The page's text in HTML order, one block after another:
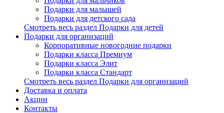
Подарки для малышей
Подарки для детского сада
Смотреть весь раздел Подарки для детей
Подарки для организаций
Корпоративные новогодние подарки
Подарки класса Премиум
Подарки класса Элит
Подарки класса Стандарт
Смотреть весь раздел Подарки для организаций
Доставка и оплата
Акции
Контакты